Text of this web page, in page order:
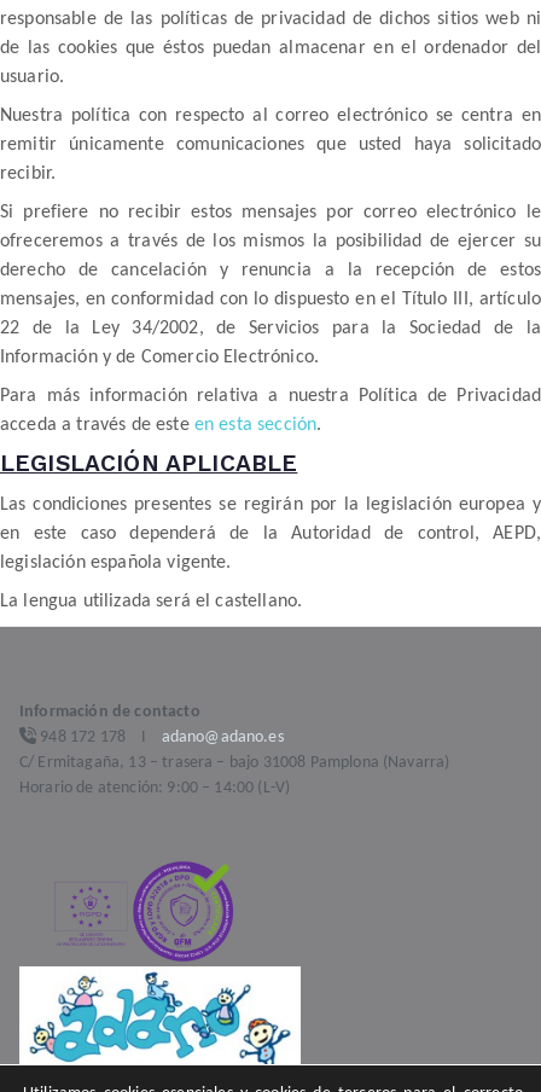
responsable de las políticas de privacidad de dichos sitios web ni
de las cookies que éstos puedan almacenar en el ordenador del
usuario.
Nuestra política con respecto al correo electrónico se centra en
remitir únicamente comunicaciones que usted haya solicitado
recibir.
Si prefiere no recibir estos mensajes por correo electrónico le
ofreceremos a través de los mismos la posibilidad de ejercer su
derecho de cancelación y renuncia a la recepción de estos
mensajes, en conformidad con lo dispuesto en el Título III, artículo
22 de la Ley 34/2002, de Servicios para la Sociedad de la
Información y de Comercio Electrónico.
Para más información relativa a nuestra Política de Privacidad
acceda a través de este en esta sección.
LEGISLACIÓN APLICABLE
Las condiciones presentes se regirán por la legislación europea y
en este caso dependerá de la Autoridad de control, AEPD,
legislación española vigente.
La lengua utilizada será el castellano.
Información de contacto
948 172 178 I adano@adano.es
C/ Ermitagaña, 13 – trasera – bajo 31008 Pamplona (Navarra)
Horario de atención: 9:00 – 14:00 (L-V)